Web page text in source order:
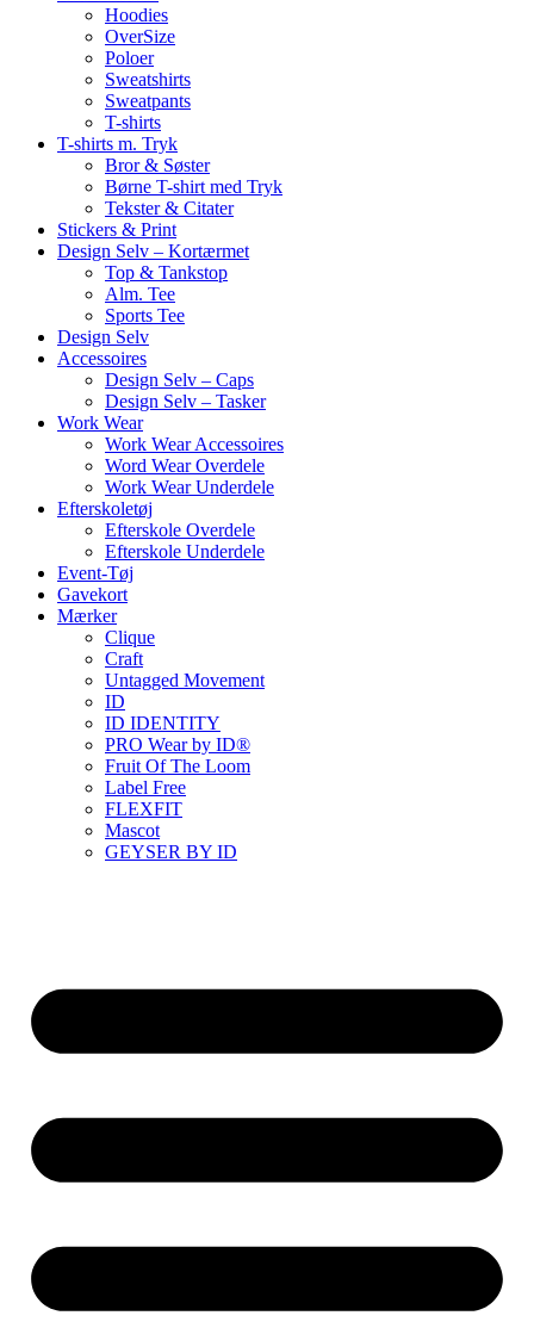
Hoodies
OverSize
Poloer
Sweatshirts
Sweatpants
T-shirts
T-shirts m. Tryk
Bror & Søster
Børne T-shirt med Tryk
Tekster & Citater
Stickers & Print
Design Selv – Kortærmet
Top & Tankstop
Alm. Tee
Sports Tee
Design Selv
Accessoires
Design Selv – Caps
Design Selv – Tasker
Work Wear
Work Wear Accessoires
Word Wear Overdele
Work Wear Underdele
Efterskoletøj
Efterskole Overdele
Efterskole Underdele
Event-Tøj
Gavekort
Mærker
Clique
Craft
Untagged Movement
ID
ID IDENTITY
PRO Wear by ID®
Fruit Of The Loom
Label Free
FLEXFIT
Mascot
GEYSER BY ID